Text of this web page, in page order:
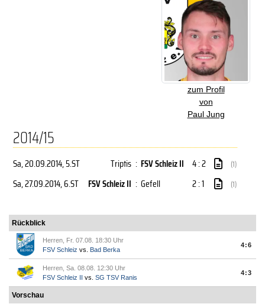
zum Profil
von
Paul Jung
2014/15
Sa, 20.09.2014, 5.ST Triptis : FSV Schleiz II 4 : 2 (1)
Sa, 27.09.2014, 6.ST FSV Schleiz II : Gefell 2 : 1 (1)
Rückblick
Herren, Fr. 07.08. 18:30 Uhr
FSV Schleiz vs. Bad Berka
4:6
Herren, Sa. 08.08. 12:30 Uhr
FSV Schleiz II vs. SG TSV Ranis
4:3
Vorschau